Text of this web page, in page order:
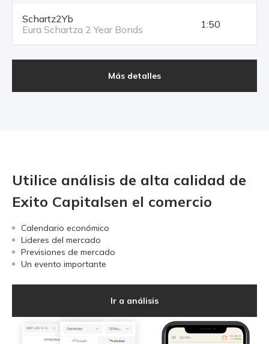
Schartz2Yb
Eura Schartza 2 Year Bonds
1:50
Más detalles
Utilice análisis de alta calidad de
Exito Capitalsen el comercio
Calendario económico
Lideres del mercado
Previsiones de mercado
Un evento importante
Ir a análisis